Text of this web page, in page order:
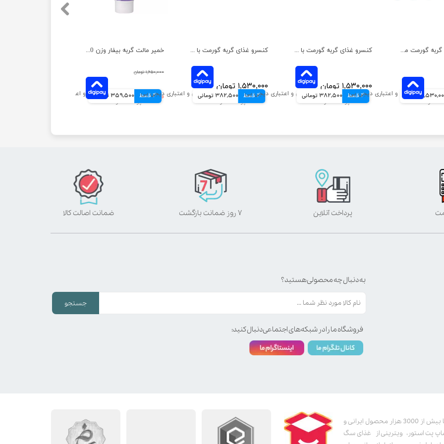
خمیر مالت گربه بیفار وزن 100 گرم
۱,۶۵۰,۰۰۰ تومان
۱,۴۳۸,۰۰۰ تومان
4 قسط 359,500 تومانی
کنسرو غذای گربه گورمت با طعم مرغ بسته 6 عددی
۱,۵۳۰,۰۰۰ تومان
4 قسط 382,500 تومانی
کنسرو غذای گربه گورمت با طعم گوشت گاو بسته 6 عددی
۱,۵۳۰,۰۰۰ تومان
4 قسط 382,500 تومانی
کنسرو غذای گربه گورمت مدل میکس بسته 24 عددی
تومانی
پت استور به عنوان یکی از قدیمی‌ترین پت شاپ های اینترنتی با بیش از 3000 هزار محصول ایرانی و
پت استور، ویترینی از غذای سگ
پرداخت آنلاین ۷ روز ضمانت بازگشت ضمانت اصالت کالا
به دنبال چه محصولی هستید؟
جستجو
فروشگاه ما را در شبکه‌های اجتماعی دنبال کنید: